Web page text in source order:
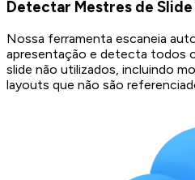
Detectar Mestres de
Nossa ferramenta escaneia
apresentação e detecta todos
slide não utilizados, incluindo
layouts que não são